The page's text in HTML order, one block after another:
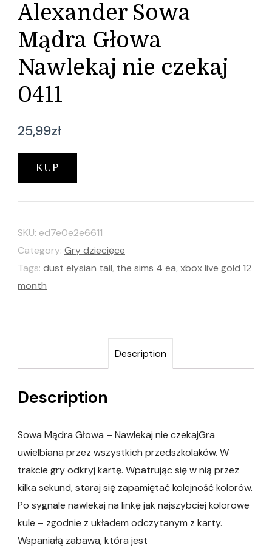
Alexander Sowa
Mądra Głowa
Nawlekaj nie czekaj
0411
25,99zł
KUP
SKU: ed7e0e2e6611
Category: Gry dziecięce
Tags: dust elysian tail, the sims 4 ea, xbox live gold 12
month
Description
Description
Sowa Mądra Głowa – Nawlekaj nie czekajGra
uwielbiana przez wszystkich przedszkolaków. W
trakcie gry odkryj kartę. Wpatrując się w nią przez
kilka sekund, staraj się zapamiętać kolejność kolorów.
Po sygnale nawlekaj na linkę jak najszybciej kolorowe
kule – zgodnie z układem odczytanym z karty.
Wspaniałą zabawa, która jest